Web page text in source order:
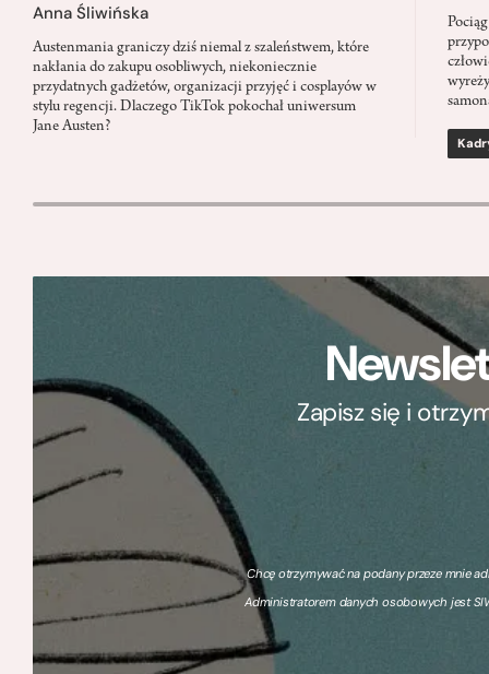
Anna Śliwińska
Austenmania graniczy dziś niemal z szaleństwem, które
nakłania do zakupu osobliwych, niekoniecznie
przydatnych gadżetów, organizacji przyjęć i cosplayów w
stylu regencji. Dlaczego TikTok pokochał uniwersum
Jane Austen?
Zapisz się i
Chcę otrzymywać na podany przeze mnie
Administratorem danych osobowych jest